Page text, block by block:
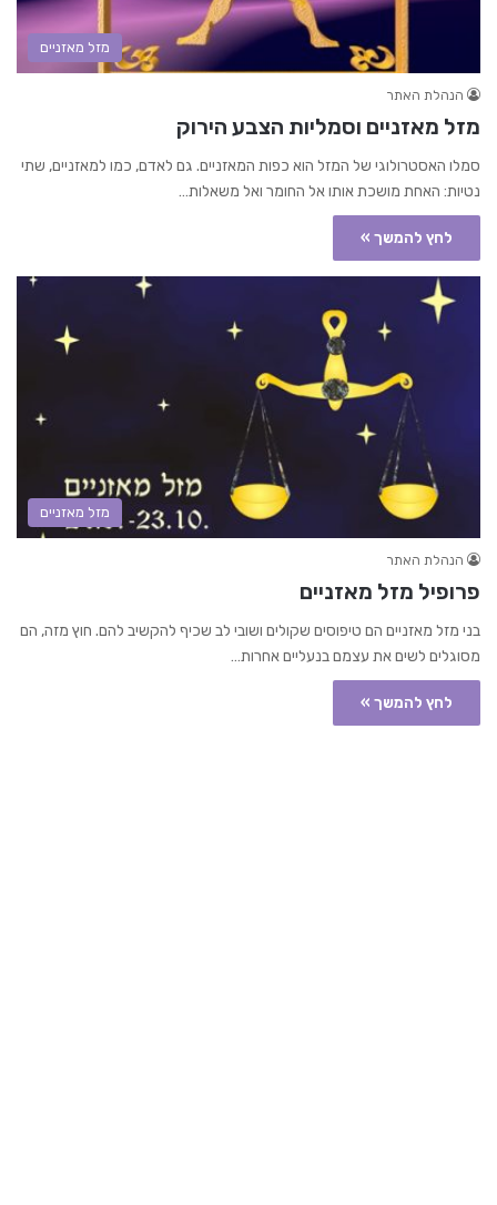
מזל מאזניים
הנהלת האתר
מזל מאזניים וסמליות הצבע הירוק
סמלו האסטרולוגי של המזל הוא כפות המאזניים. גם לאדם, כמו למאזניים, שתי
נטיות: האחת מושכת אותו אל החומר ואל משאלות…
לחץ להמשך »
מזל מאזניים
הנהלת האתר
פרופיל מזל מאזניים
בני מזל מאזניים הם טיפוסים שקולים ושובי לב שכיף להקשיב להם. חוץ מזה, הם
מסוגלים לשים את עצמם בנעליים אחרות…
לחץ להמשך »